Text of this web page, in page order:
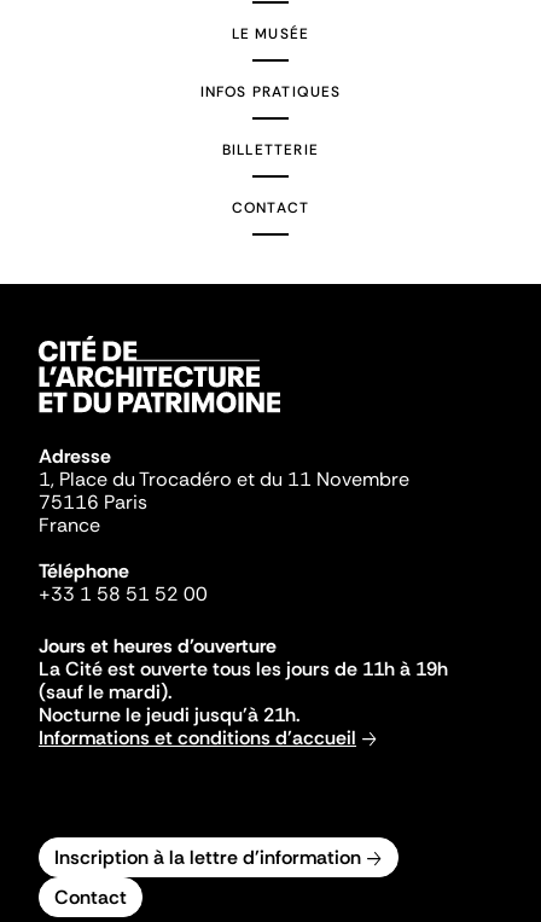
LE MUSÉE
INFOS PRATIQUES
BILLETTERIE
CONTACT
Adresse
1, Place du Trocadéro et du 11 Novembre
75116 Paris
France
Téléphone
+33 1 58 51 52 00
Jours et heures d'ouverture
La Cité est ouverte tous les jours de 11h à 19h
(sauf le mardi).
Nocturne le jeudi jusqu'à 21h.
Informations et conditions d'accueil
Inscription à la lettre d'information
Contact